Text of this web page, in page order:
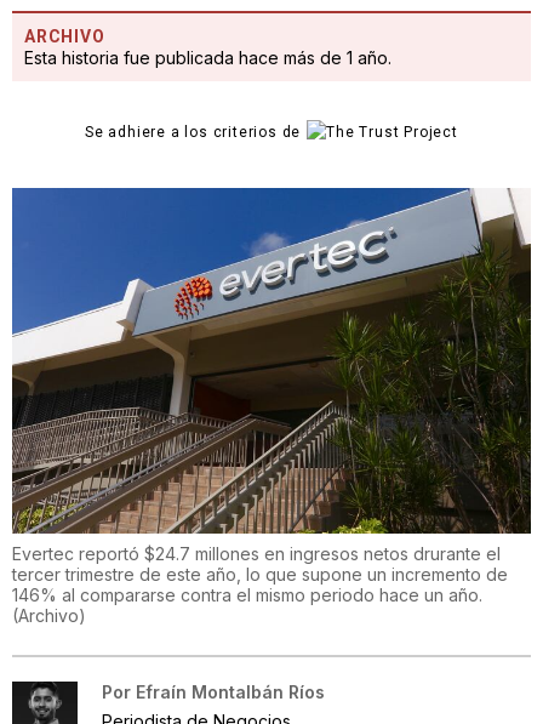
ARCHIVO
Esta historia fue publicada hace más de 1 año.
Se adhiere a los criterios de
Evertec reportó $24.7 millones en ingresos netos drurante el
tercer trimestre de este año, lo que supone un incremento de
146% al compararse contra el mismo periodo hace un año.
(Archivo)
Por Efraín Montalbán Ríos